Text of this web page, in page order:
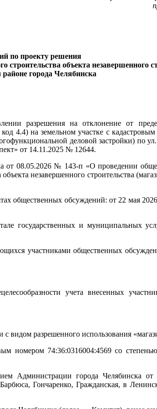
по проекту решения
объекта незавершенного
города Челябинска
разрешения на отклонение от
4.4) на земельном участке с
деловой застройки) по
от 14.11.2025 № 12644.
от 08.05.2026 № 143-п «О проведении
незавершенного строительства
общественных обсуждений: от 22 мая
государственных и муниципальных
участниками общественных
учета внесенных
видом разрешенного использования
номером 74:36:0316004:4569 со
Администрации города Челябинска
Гончаренко, Гражданская, в